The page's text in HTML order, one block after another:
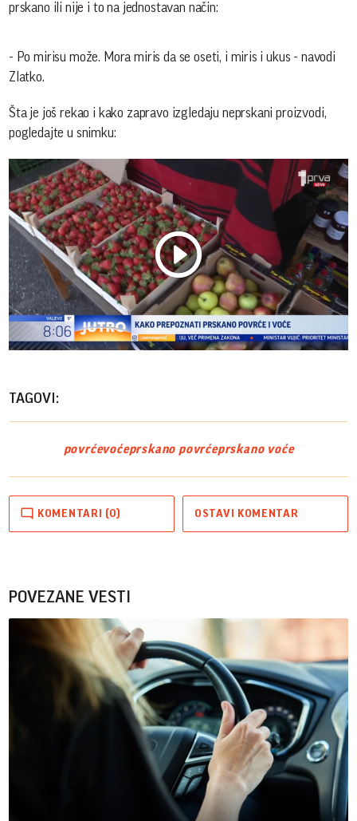
prskano ili nije i to na jednostavan način:
- Po mirisu može. Mora miris da se oseti, i miris i ukus - navodi
Zlatko.
Šta je još rekao i kako zapravo izgledaju neprskani proizvodi,
pogledajte u snimku:
Play
TAGOVI:
povrćevoćeprskano povrćeprskano voće
KOMENTARI (0) OSTAVI KOMENTAR
POVEZANE VESTI